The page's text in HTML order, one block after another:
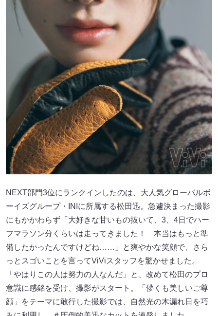
NEXT部⾨3位にランクインしたのは、⼤⼈気グローバルボ
ーイズグループ・INIに所属する松⽥迅。急遽決まった撮影
にもかかわらず「⼤好きな⽢いもの抜いて、3、4⽇でハー
フマラソン分くらいは⾛ってきました！ 本当はもっと準
備したかったんですけどね……」と爽やかな笑顔で、さら
っとスゴいことを⾔ってViViスタッフを驚かせました。
「やはりこの⼈は努⼒の⼈なんだ」と、改めて松⽥のプロ
意識に感銘を受け、撮影がスタート。「儚くも美しいご尊
顔」をテーマに敢⾏した撮影では、⾃然光の⽊漏れ⽇を巧